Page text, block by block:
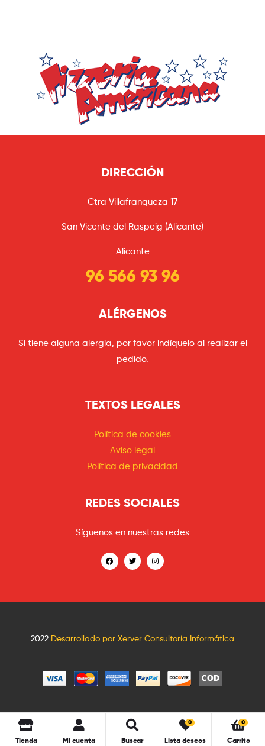
DIRECCIÓN
Ctra Villafranqueza 17
San Vicente del Raspeig (Alicante)
Alicante
96 566 93 96
ALÉRGENOS
Si tiene alguna alergia, por favor indíquelo al realizar el
pedido.
TEXTOS LEGALES
Política de cookies
Aviso legal
Política de privacidad
REDES SOCIALES
Síguenos en nuestras redes
2022 Desarrollado por Xerver Consultoría Informática
Tienda Mi cuenta Buscar Lista deseos
0 0
Carrito